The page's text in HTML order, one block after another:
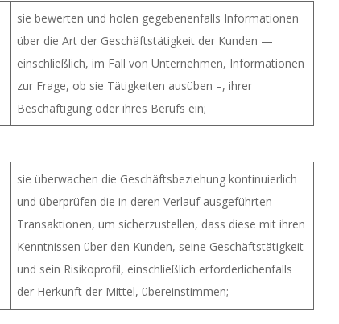
sie bewerten und holen gegebenenfalls Informationen
über die Art der Geschäftstätigkeit der Kunden —
einschließlich, im Fall von Unternehmen, Informationen
zur Frage, ob sie Tätigkeiten ausüben –, ihrer
Beschäftigung oder ihres Berufs ein;
sie überwachen die Geschäftsbeziehung kontinuierlich
und überprüfen die in deren Verlauf ausgeführten
Transaktionen, um sicherzustellen, dass diese mit ihren
Kenntnissen über den Kunden, seine Geschäftstätigkeit
und sein Risikoprofil, einschließlich erforderlichenfalls
der Herkunft der Mittel, übereinstimmen;